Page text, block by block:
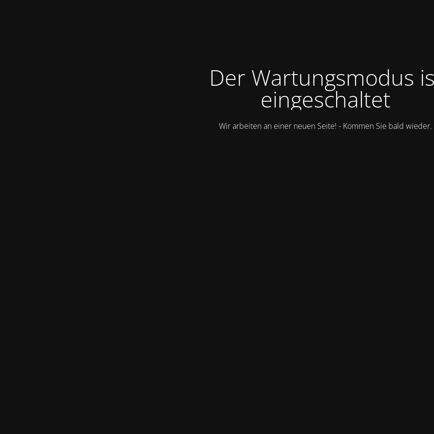
Der Wartungsmodus
eingeschaltet
Wir arbeiten an einer neuen Seite! - Kommen Sie bald wieder.